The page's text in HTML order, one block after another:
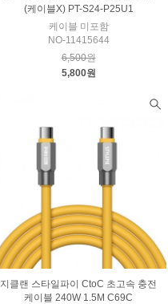
(케이블X) PT-S24-P25U1
케이블 미포함
NO-11415644
6,500원
5,800원
지클랜 스타일파이 CtoC 초고속 충전
케이블 240W 1.5M C69C